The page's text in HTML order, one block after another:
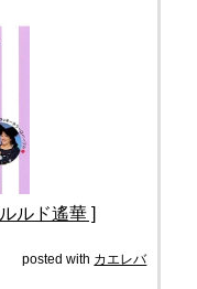
ルド遙華 ]
posted with カエレバ